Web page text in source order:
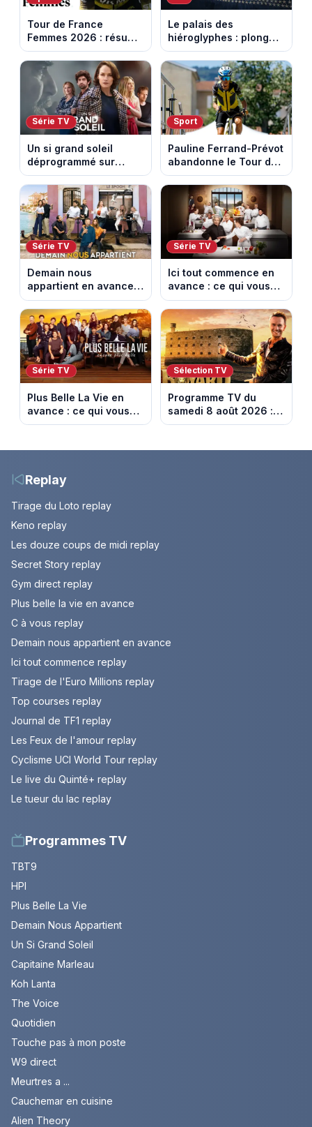
Tour de France
Femmes 2026 : résumé
vidéo de la 9e étape
entre Sisteron et Nice
Le palais des
hiéroglyphes : plongez
dans la tombe
égyptienne qui fascine
les archéologues
Série TV
Un si grand soleil
déprogrammé sur
France 3 : cinq
épisodes inédits
diffusés le 13 août
Sport
Pauline Ferrand-Prévot
abandonne le Tour de
France Femmes avant
la 8e étape
Série TV
Demain nous
appartient en avance :
ce qui vous attend la
semaine du 10 au 14
août 2026 (spoiler)
Série TV
Ici tout commence en
avance : ce qui vous
attend la semaine du
10 au 14 août 2026
(spoiler)
Série TV
Plus Belle La Vie en
avance : ce qui vous
attend la semaine du
(spoiler)
Sélection TV
Programme TV du
samedi 8 août 2026 :
notre sélection pour
Replay
Tirage du Loto replay
Keno replay
Les douze coups de midi replay
Secret Story replay
Gym direct replay
Plus belle la vie en avance
C à vous replay
Demain nous appartient en avance
Ici tout commence replay
Tirage de l'Euro Millions replay
Top courses replay
Journal de TF1 replay
Les Feux de l'amour replay
Cyclisme UCI World Tour replay
Le live du Quinté+ replay
Le tueur du lac replay
Programmes TV
TBT9
HPI
Plus Belle La Vie
Demain Nous Appartient
Un Si Grand Soleil
Capitaine Marleau
Koh Lanta
The Voice
Quotidien
Touche pas à mon poste
W9 direct
Meurtres a ...
Cauchemar en cuisine
Alien Theory